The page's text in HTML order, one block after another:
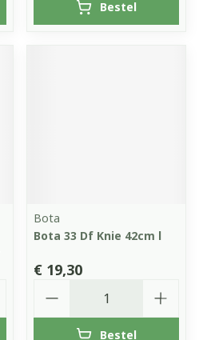
Bestel
Bota
Bota 33 Df Knie 42cm l
€ 19,30
Bestel